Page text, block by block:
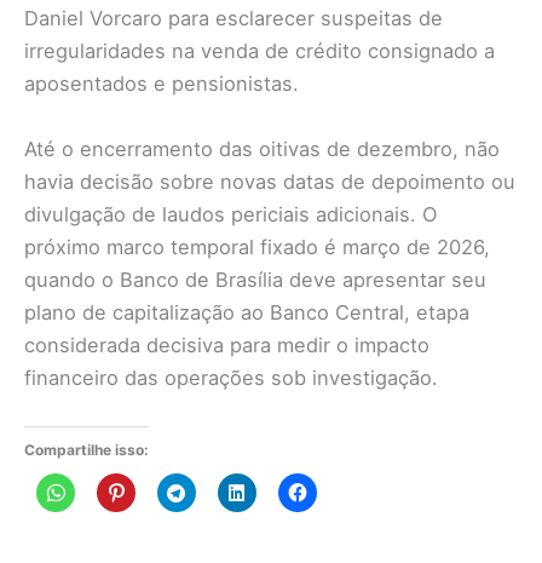
Daniel Vorcaro para esclarecer suspeitas de
irregularidades na venda de crédito consignado a
aposentados e pensionistas.
Até o encerramento das oitivas de dezembro, não
havia decisão sobre novas datas de depoimento ou
divulgação de laudos periciais adicionais. O
próximo marco temporal fixado é março de 2026,
quando o Banco de Brasília deve apresentar seu
plano de capitalização ao Banco Central, etapa
considerada decisiva para medir o impacto
financeiro das operações sob investigação.
Compartilhe isso: